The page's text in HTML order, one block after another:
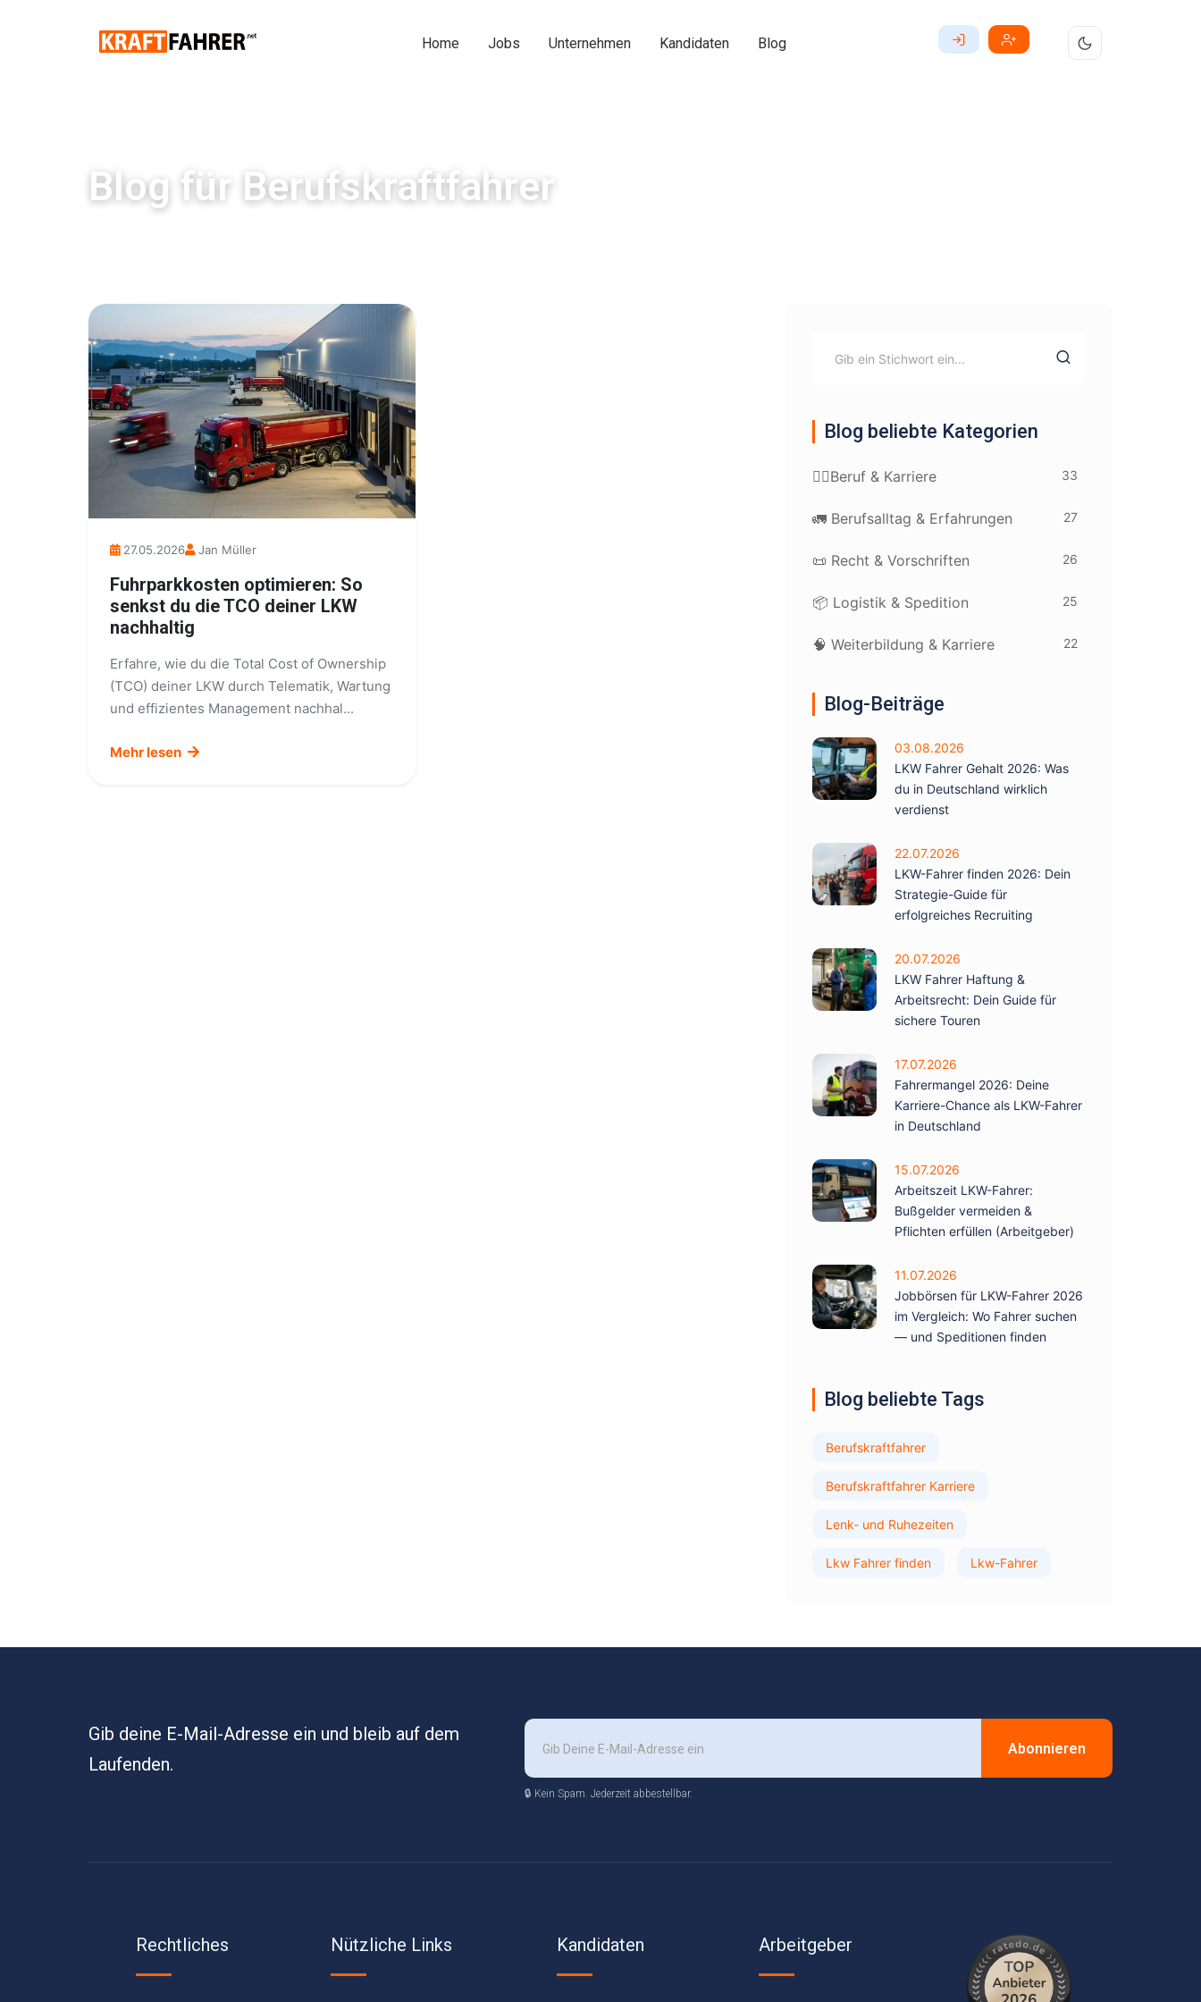
Home Jobs Unternehmen Kandidaten Blog
Blog für Berufskraftfahrer
27.05.2026 Jan Müller
Fuhrparkkosten optimieren: So
senkst du die TCO deiner LKW
nachhaltig
Erfahre, wie du die Total Cost of Ownership
(TCO) deiner LKW durch Telematik, Wartung
und effizientes Management nachhal...
Mehr lesen
Blog beliebte Kategorien
👷‍♂️Beruf & Karriere 33
🚛 Berufsalltag & Erfahrungen 27
📜 Recht & Vorschriften 26
📦 Logistik & Spedition 25
🧠 Weiterbildung & Karriere 22
Blog-Beiträge
03.08.2026
LKW Fahrer Gehalt 2026: Was
du in Deutschland wirklich
verdienst
22.07.2026
LKW-Fahrer finden 2026: Dein
Strategie-Guide für
erfolgreiches Recruiting
20.07.2026
LKW Fahrer Haftung &
Arbeitsrecht: Dein Guide für
sichere Touren
17.07.2026
Fahrermangel 2026: Deine
Karriere-Chance als LKW-Fahrer
in Deutschland
15.07.2026
Arbeitszeit LKW-Fahrer:
Bußgelder vermeiden &
Pflichten erfüllen (Arbeitgeber)
11.07.2026
Jobbörsen für LKW-Fahrer 2026
im Vergleich: Wo Fahrer suchen
— und Speditionen finden
Blog beliebte Tags
Berufskraftfahrer
Berufskraftfahrer Karriere
Lenk- und Ruhezeiten
Lkw Fahrer finden Lkw-Fahrer
Gib deine E-Mail-Adresse ein und bleib auf dem
Laufenden.
Abonnieren
🔒 Kein Spam. Jederzeit abbestellbar.
Rechtliches Nützliche Links Kandidaten Arbeitgeber